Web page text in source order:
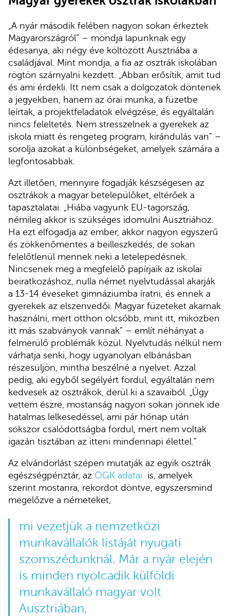
„A nyár második felében nagyon sokan érkeztek
Magyarországról” – mondja lapunknak egy
édesanya, aki négy éve költözött Ausztriába a
családjával. Mint mondja, a fia az osztrák iskolában
rögtön szárnyalni kezdett. „Abban erősítik, amit tud
és ami érdekli. Itt nem csak a dolgozatok döntenek
a jegyekben, hanem az órai munka, a füzetbe
leírtak, a projektfeladatok elvégzése, és egyáltalán
nincs feleltetés. Nem stresszelnek a gyerekek az
iskola miatt és rengeteg program, kirándulás van” –
sorolja azokat a különbségeket, amelyek számára a
legfontosabbak.
Azt illetően, mennyire fogadják készségesen az
osztrákok a magyar betelepülőket, eltérőek a
tapasztalatai. „Hiába vagyunk EU-tagország,
némileg akkor is szükséges idomulni Ausztriához.
Ha ezt elfogadja az ember, akkor nagyon egyszerű
és zökkenőmentes a beilleszkedés, de sokan
felelőtlenül mennek neki a letelepedésnek.
Nincsenek meg a megfelelő papírjaik az iskolai
beiratkozáshoz, nulla német nyelvtudással akarják
a 13-14 éveseket gimnáziumba íratni, és ennek a
gyerekek az elszenvedői. Magyar füzeteket akarnak
használni, mert otthon olcsóbb, mint itt, miközben
itt más szabványok vannak” – említ néhányat a
felmerülő problémák közül. Nyelvtudás nélkül nem
várhatja senki, hogy ugyanolyan elbánásban
részesüljön, mintha beszélné a nyelvet. Azzal
pedig, aki egyből segélyért fordul, egyáltalán nem
kedvesek az osztrákok, derül ki a szavaiból. „Úgy
vettem észre, mostanság nagyon sokan jönnek ide
hatalmas lelkesedéssel, ami pár hónap után
sokszor csalódottságba fordul, mert nem voltak
igazán tisztában az itteni mindennapi élettel.”
Az elvándorlást szépen mutatják az egyik osztrák
egészségpénztár, az ÖGK adatai is, amelyek
szerint mostanra, rekordot döntve, egyszersmind
megelőzve a németeket,
mi vezetjük a nemzetközi
munkavállalók listáját nyugati
szomszédunknál. Már a nyár elején
is minden nyolcadik külföldi
munkavállaló magyar volt
Ausztriában,